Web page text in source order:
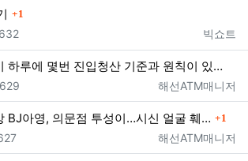
댓글
1
등록자
빅쇼트
회
하루에 몇번 진입청산 기준과 원칙이 있…
등록자
해선ATM매니저
회
BJ아영, 의문점 투성이…시신 얼굴 훼… 댓글
1
등록자
해선ATM매니저
회